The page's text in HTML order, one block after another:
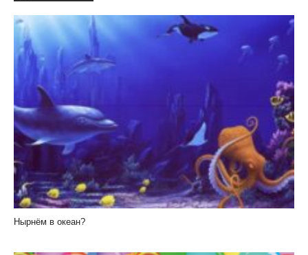
Нырнём в океан?